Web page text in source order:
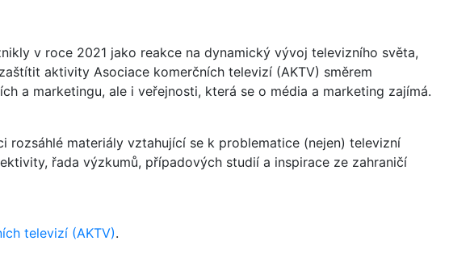
v roce 2021 jako reakce na dynamický vývoj televizního světa,
aktivity Asociace komerčních televizí (AKTV) směrem
a marketingu, ale i veřejnosti, která se o média a marketing zajímá.
rozsáhlé materiály vztahující se k problematice (nejen) televizní
řada výzkumů, případových studií a inspirace ze zahraničí
televizí (AKTV).